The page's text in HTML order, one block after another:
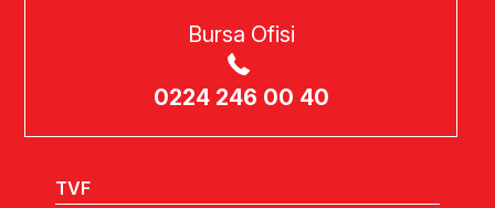
Bursa Ofisi
0224 246 00 40
TVF